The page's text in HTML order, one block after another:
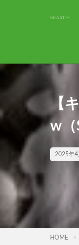
【
w
2025年4
HOME